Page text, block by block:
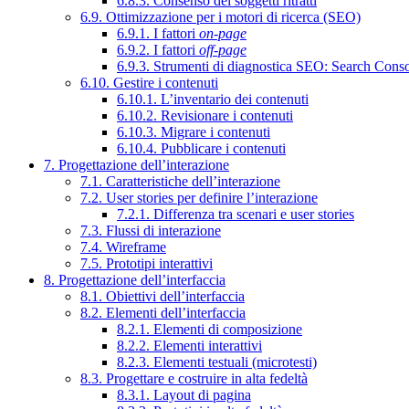
6.9. Ottimizzazione per i motori di ricerca (SEO)
6.9.1. I fattori on-page
6.9.2. I fattori off-page
6.9.3. Strumenti di diagnostica SEO: Search
6.10. Gestire i contenuti
6.10.1. L’inventario dei contenuti
6.10.2. Revisionare i contenuti
6.10.3. Migrare i contenuti
6.10.4. Pubblicare i contenuti
7. Progettazione dell’interazione
7.1. Caratteristiche dell’interazione
7.2. User stories per definire l’interazione
7.2.1. Differenza tra scenari e user stories
7.3. Flussi di interazione
7.4. Wireframe
7.5. Prototipi interattivi
8. Progettazione dell’interfaccia
8.1. Obiettivi dell’interfaccia
8.2. Elementi dell’interfaccia
8.2.1. Elementi di composizione
8.2.2. Elementi interattivi
8.2.3. Elementi testuali (microtesti)
8.3. Progettare e costruire in alta fedeltà
8.3.1. Layout di pagina